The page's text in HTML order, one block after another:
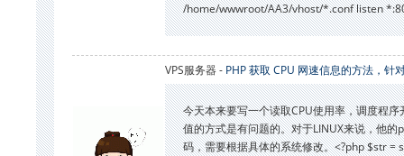
/home/wwwroot/AA3/vhost/*.conf listen
VPS服务器 - PHP 获取 CPU 网速信息的方法，针
今天本来要写一个读取CPU使用率，调度程
值的方式是有问题的。对于LINUX来说，他
码，需要根据具体的系统修改。<?php $str